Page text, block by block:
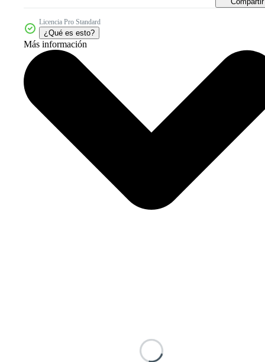
Licencia Pro Standard
¿Qué es esto?
Más información